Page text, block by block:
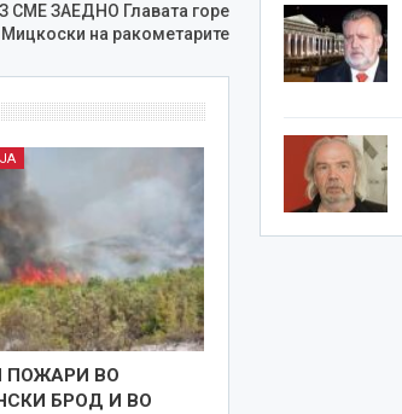
ЗАЕДНО Главата горе
на ракометарите
ПОЖАРИ ВО
БРОД И ВО